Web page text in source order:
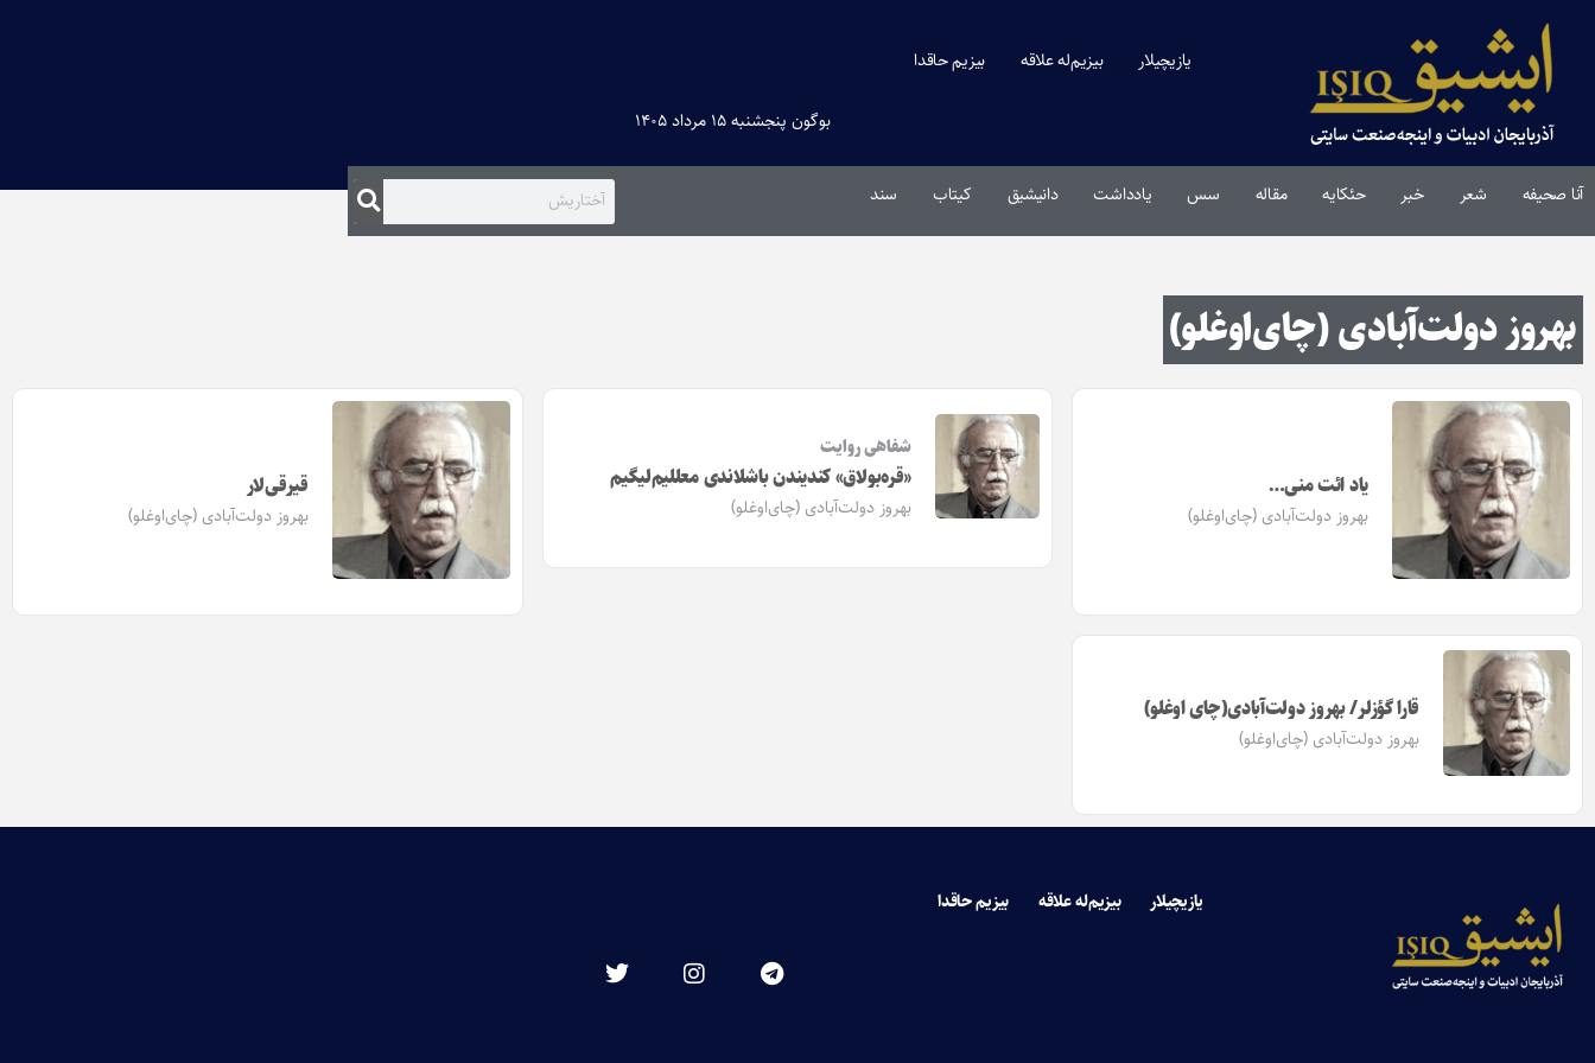
یازیچیلار بیزیم‌له علاقه بیزیم حاقدا
بوگون پنجشنبه ۱۵ مرداد ۱۴۰۵
آنا صحیفه شعر خبر حئکایه مقاله‌ سس یادداشت دانیشیق کیتاب سند
بهروز دولت‌آبادی (چای‌اوغلو)
یاد ائت منی…
بهروز دولت‌آبادی (چای‌اوغلو)
شفاهی روایت
«قره‌بولاق» کندیندن باشلاندی معللیم‌لیگیم
بهروز دولت‌آبادی (چای‌اوغلو)
قیرقی‌لار
بهروز دولت‌آبادی (چای‌اوغلو)
قارا گؤزلر/ بهروز دولت‌آبادی(چای اوغلو)
بهروز دولت‌آبادی (چای‌اوغلو)
یازیچیلار بیزیم‌له علاقه بیزیم حاقدا